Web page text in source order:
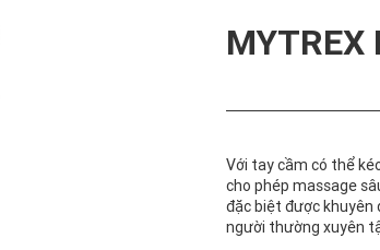
MYTREX
Với tay cầm có thể
cho phép massage
đặc biệt được khuyên
người thường xuyên